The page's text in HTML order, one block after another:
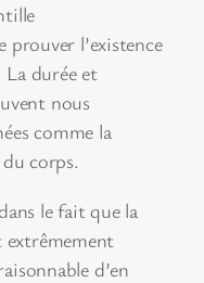
l’existence
La durée et
nous
comme la
corps.
le fait que la
d’en